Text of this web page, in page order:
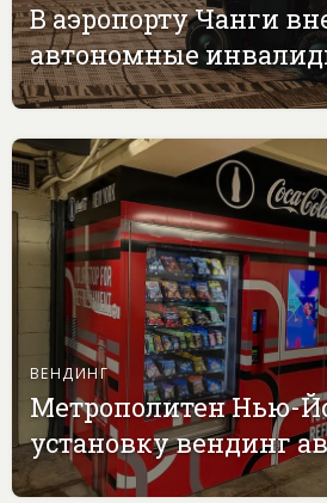
В аэропорту Чанги
автономные
ВЕНДИНГ
Метрополитен Нью-
установку вендинг